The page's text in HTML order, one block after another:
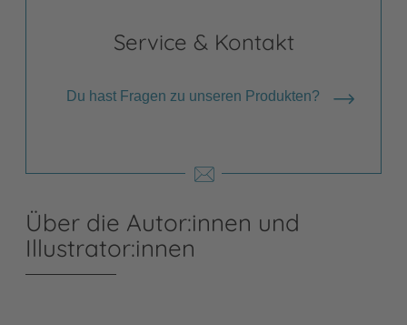
Service & Kontakt
Du hast Fragen zu unseren Produkten?
Über die Autor:innen und
Illustrator:innen